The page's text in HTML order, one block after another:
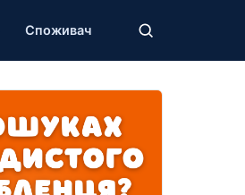
Споживач